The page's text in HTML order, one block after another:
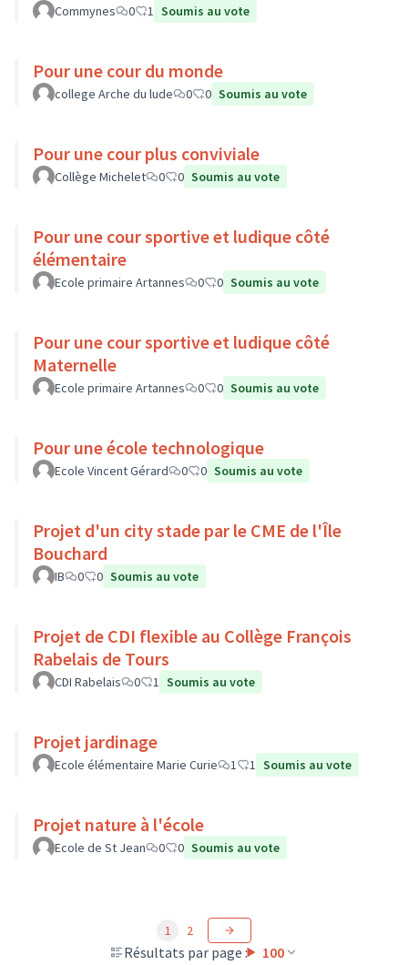
Commynes 0 1 Soumis au vote
Pour une cour du monde
college Arche du lude 0 0 Soumis au vote
Pour une cour plus conviviale
Collège Michelet 0 0 Soumis au vote
Pour une cour sportive et ludique côté
élémentaire
Ecole primaire Artannes 0 0 Soumis au vote
Pour une cour sportive et ludique côté
Maternelle
Ecole primaire Artannes 0 0 Soumis au vote
Pour une école technologique
Ecole Vincent Gérard 0 0 Soumis au vote
Projet d'un city stade par le CME de l'Île
Bouchard
IB 0 0 Soumis au vote
Projet de CDI flexible au Collège François
Rabelais de Tours
CDI Rabelais 0 1 Soumis au vote
Projet jardinage
Ecole élémentaire Marie Curie 1 1 Soumis au vote
Projet nature à l'école
Ecole de St Jean 0 0 Soumis au vote
Résultats par page : 100
1 2